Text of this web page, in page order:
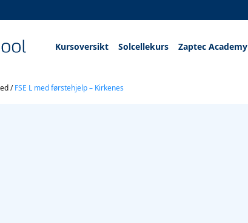
Kursoversikt Solcellekurs Zaptec Academy
/FSE L med førstehjelp – Kirkenes